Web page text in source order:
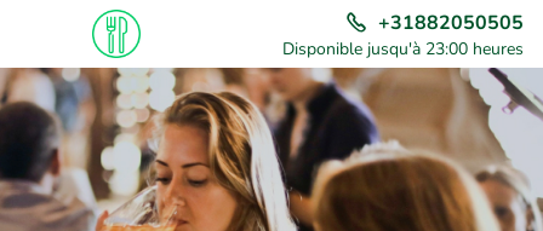
+31882050505
Disponible jusqu'à 23:00 heures